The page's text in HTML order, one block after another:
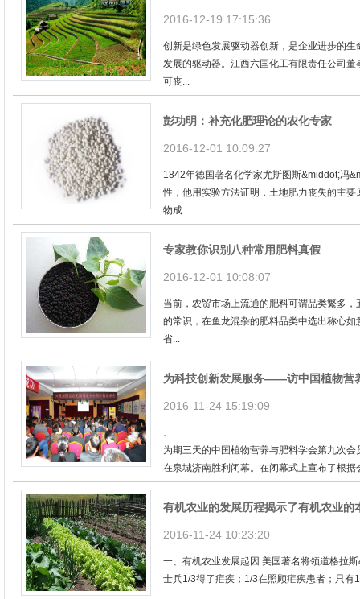
2016-12-19 17:15:36
创新是绿色发展驱动器创新，是企业进步的
发展的驱动器。江西六国化工有限责任公司
可丧...
彭功明：补充化肥理论的农化专家
2016-12-01 10:09:27
1842年德国著名化学家尤斯图斯&middot;冯
性，他用实验方法证明，土地肥力丧失的主
物成...
专家教你识别八种常用肥料真假
2016-12-01 10:08:07
当前，农贸市场上流通的肥料可谓品类繁多
的常识，在鱼龙混杂的肥料品类中选出称心
省...
为科技创新发展服务——访中国植物营
2016-11-24 15:19:09
、
为期三天的中国植物营养与肥料学会第九次
在泉城济南胜利闭幕。在闭幕式上宣布了根
有机农业的发展历程揭示了有机农业的
2016-11-24 10:23:20
一、有机农业发展起因 美国著名将领道格拉
士兵1/3得了疟疾；1/3在照顾疟疾患者；只有